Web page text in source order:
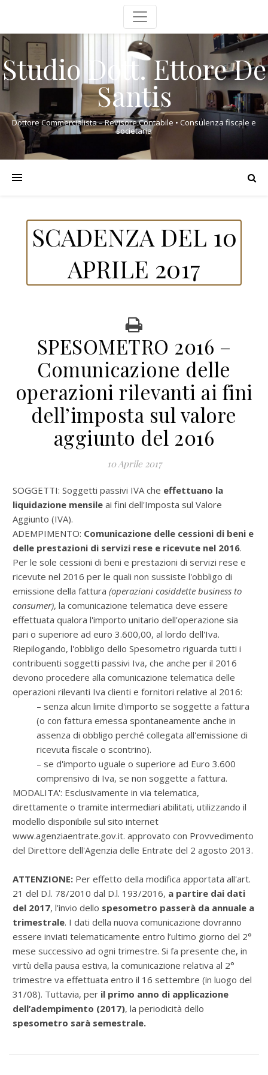
Studio Dott. Ettore De
Santis
Dottore Commercialista – Revisore Contabile • Consulenza fiscale e
societaria
SCADENZA DEL 10
APRILE 2017
SPESOMETRO 2016 –
Comunicazione delle
operazioni rilevanti ai fini
dell’imposta sul valore
aggiunto del 2016
10 Aprile 2017
SOGGETTI: Soggetti passivi IVA che effettuano la
liquidazione mensile ai fini dell'Imposta sul Valore
Aggiunto (IVA).
ADEMPIMENTO: Comunicazione delle cessioni di beni e
delle prestazioni di servizi rese e ricevute nel 2016.
Per le sole cessioni di beni e prestazioni di servizi rese e
ricevute nel 2016 per le quali non sussiste l'obbligo di
emissione della fattura (operazioni cosiddette business to
consumer), la comunicazione telematica deve essere
effettuata qualora l'importo unitario dell'operazione sia
pari o superiore ad euro 3.600,00, al lordo dell'Iva.
Riepilogando, l'obbligo dello Spesometro riguarda tutti i
contribuenti soggetti passivi Iva, che anche per il 2016
devono procedere alla comunicazione telematica delle
operazioni rilevanti Iva clienti e fornitori relative al 2016:
– senza alcun limite d'importo se soggette a fattura
(o con fattura emessa spontaneamente anche in
assenza di obbligo perché collegata all'emissione di
ricevuta fiscale o scontrino).
– se d'importo uguale o superiore ad Euro 3.600
comprensivo di Iva, se non soggette a fattura.
MODALITA': Esclusivamente in via telematica,
direttamente o tramite intermediari abilitati, utilizzando il
modello disponibile sul sito internet
www.agenziaentrate.gov.it. approvato con Provvedimento
del Direttore dell'Agenzia delle Entrate del 2 agosto 2013.
ATTENZIONE: Per effetto della modifica apportata all'art.
21 del D.l. 78/2010 dal D.l. 193/2016, a partire dai dati
del 2017, l'invio dello spesometro passerà da annuale a
trimestrale. I dati della nuova comunicazione dovranno
essere inviati telematicamente entro l’ultimo giorno del 2°
mese successivo ad ogni trimestre. Si fa presente che, in
virtù della pausa estiva, la comunicazione relativa al 2°
trimestre va effettuata entro il 16 settembre (in luogo del
31/08). Tuttavia, per il primo anno di applicazione
dell’adempimento (2017), la periodicità dello
spesometro sarà semestrale.